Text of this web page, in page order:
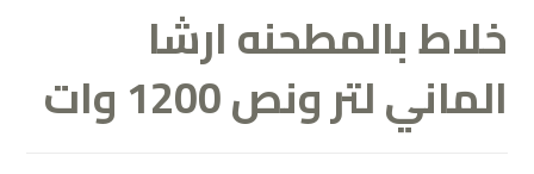
خلاط بالمطحنه ارشا
الماني لتر ونص 1200 وات